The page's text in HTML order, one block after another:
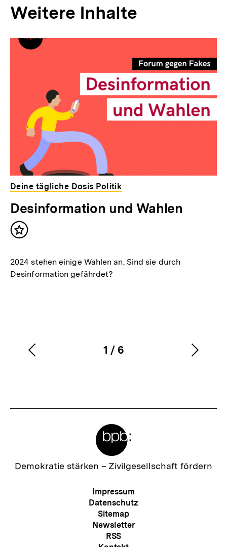
Weitere Inhalte
Inhaltskarousell
Inhaltskarussell
überspringen
Deine tägliche Dosis Politik
Desinformation und Wahlen
Inhalt
2024 stehen einige Wahlen an. Sind sie durch
Desinformation gefährdet?
Karussellinhalt
1
von
/ 6
Vorherigen
Zur
Demokratie stärken – Zivilgesellschaft fördern
Meta-
Navigation
Impressum
Datenschutz
Sitemap
Newsletter
RSS